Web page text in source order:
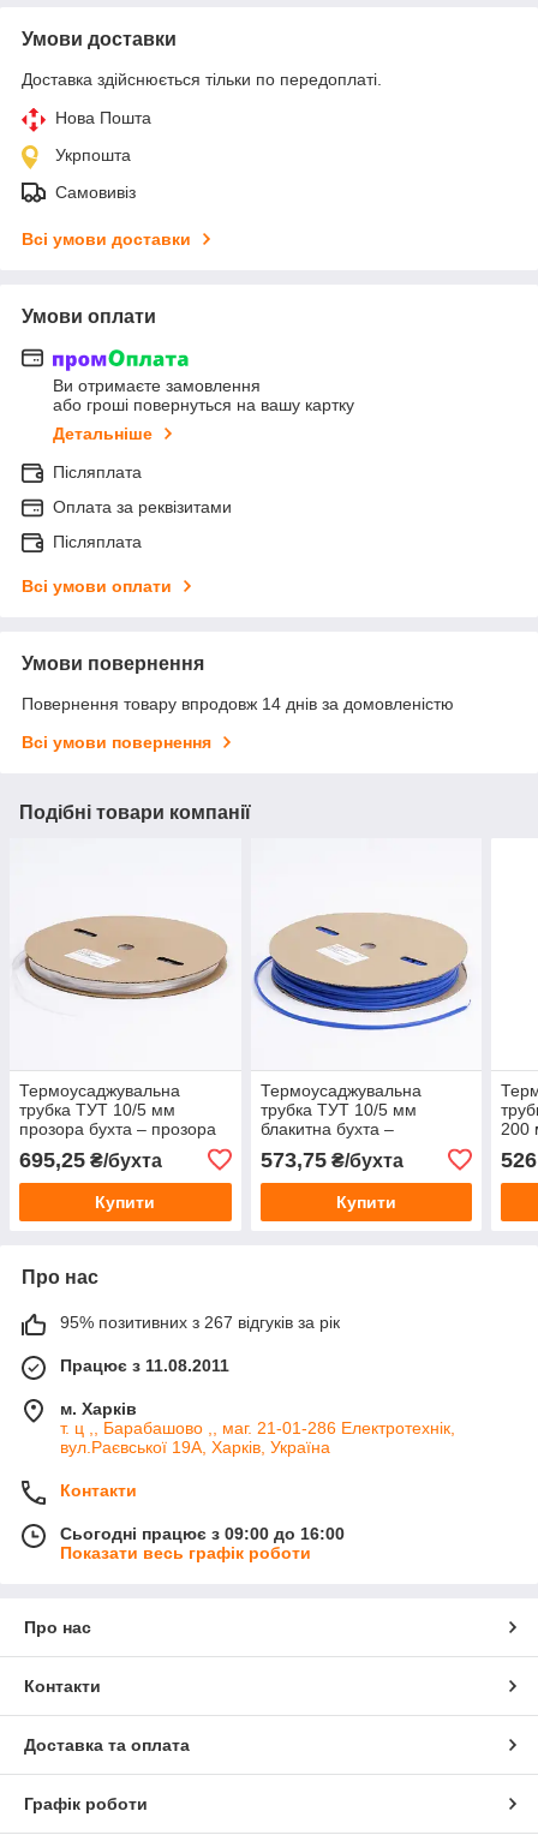
Умови доставки
Доставка здійснюється тільки по передоплаті.
Нова Пошта
Укрпошта
Самовивіз
Всі умови доставки
Умови оплати
Ви отримаєте замовлення
або гроші повернуться на вашу картку
Детальніше
Післяплата
Оплата за реквізитами
Післяплата
Всі умови оплати
Умови повернення
Повернення товару впродовж 14 днів за домовленістю
Всі умови повернення
Подібні товари компанії
Термоусаджувальна
трубка ТУТ 10/5 мм
прозора бухта – прозора
термоусадка для ізоляції
проводів та кабелю
695,25 ₴/бухта
Купити
Термоусаджувальна
трубка ТУТ 10/5 мм
блакитна бухта –
термоусадка для ізоляції
проводів та кабелю
573,75₴/бухта
Купити
200
Про нас
95% позитивних з 267 відгуків за рік
Працює з 11.08.2011
м. Харків
т. ц ,, Барабашово ,, маг. 21-01-286 Електротехнік,
вул.Раєвської 19А, Харків, Україна
Контакти
Сьогодні працює з 09:00 до 16:00
Показати весь графік роботи
Про нас
Контакти
Доставка та оплата
Графік роботи